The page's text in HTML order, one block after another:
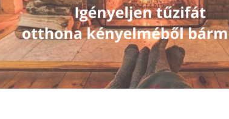
A Pécsről induló futam a Mecsek meredek dombjain keresztül,
ahol az eredményhirdetésre is sor került.
A munkahelyi kategóriába három csapat jelentkezett be, köztük mi is.
Freller Mónika - aki immár ötödik alkalommal vállalta magára
invitálásokért és biztatásokért -, Kiss Zita, Szabóné Juhász
Tamás Mária, Varga Gyula, Szabó József, Nagy Mátyás, Fülöp
A lelkes és kitartó csapatunk végül a Mecsekerdő Zrt. mögött a
egyéni rekordját, illetve Varga Gyula a két leghosszabb távot
A csapatépítést is elősegítő futóverseny jó szervezésben,
Mi, akik részt vettünk a versenyen, csak ajánlani tudjuk